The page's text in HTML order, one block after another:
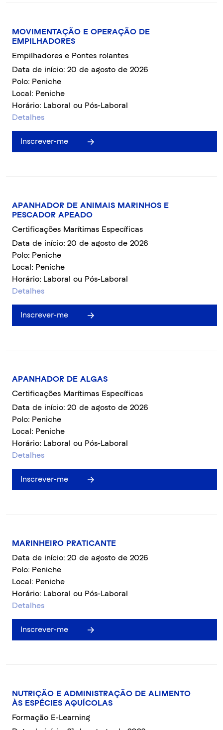
MOVIMENTAÇÃO E OPERAÇÃO DE
EMPILHADORES
Empilhadores e Pontes rolantes
Data de início: 20 de agosto de 2026
Polo: Peniche
Local: Peniche
Horário: Laboral ou Pós-Laboral
Detalhes
Inscrever-me
APANHADOR DE ANIMAIS MARINHOS E
PESCADOR APEADO
Certificações Marítimas Específicas
Data de início: 20 de agosto de 2026
Polo: Peniche
Local: Peniche
Horário: Laboral ou Pós-Laboral
Detalhes
Inscrever-me
APANHADOR DE ALGAS
Certificações Marítimas Específicas
Data de início: 20 de agosto de 2026
Polo: Peniche
Local: Peniche
Horário: Laboral ou Pós-Laboral
Detalhes
Inscrever-me
MARINHEIRO PRATICANTE
Data de início: 20 de agosto de 2026
Polo: Peniche
Local: Peniche
Horário: Laboral ou Pós-Laboral
Detalhes
Inscrever-me
NUTRIÇÃO E ADMINISTRAÇÃO DE ALIMENTO
ÀS ESPÉCIES AQUÍCOLAS
Formação E-Learning